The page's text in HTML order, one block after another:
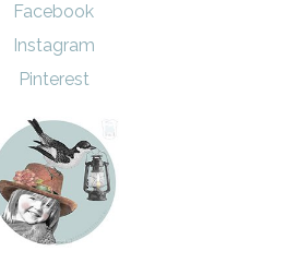
Facebook
Instagram
Pinterest